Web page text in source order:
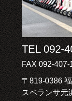
TEL 092-
FAX 092-407-
〒819-0386
スペランサ元